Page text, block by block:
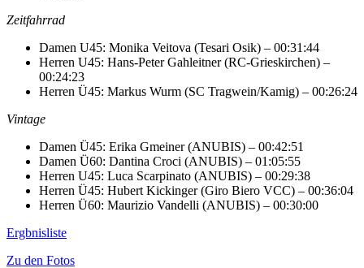
Zeitfahrrad
Damen U45: Monika Veitova (Tesari Osik) – 00:31:44
Herren U45: Hans-Peter Gahleitner (RC-Grieskirchen) –
00:24:23
Herren Ü45: Markus Wurm (SC Tragwein/Kamig) – 00:26:24
Vintage
Damen Ü45: Erika Gmeiner (ANUBIS) – 00:42:51
Damen Ü60: Dantina Croci (ANUBIS) – 01:05:55
Herren U45: Luca Scarpinato (ANUBIS) – 00:29:38
Herren Ü45: Hubert Kickinger (Giro Biero VCC) – 00:36:04
Herren Ü60: Maurizio Vandelli (ANUBIS) – 00:30:00
Ergbnisliste
Zu den Fotos